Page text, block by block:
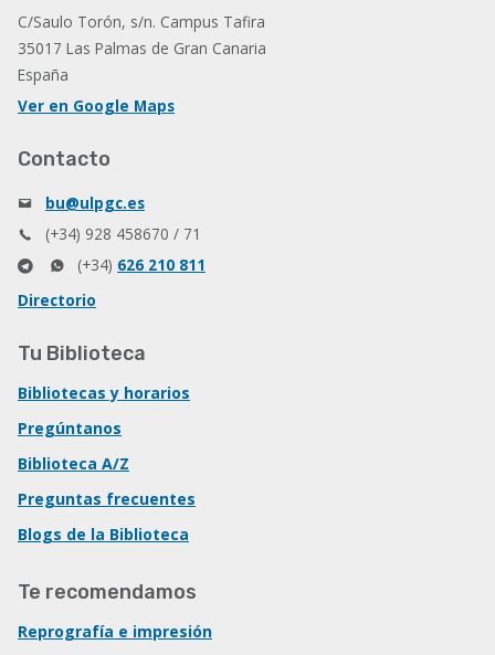
C/Saulo Torón, s/n. Campus Tafira
35017 Las Palmas de Gran Canaria
España
Ver en Google Maps
Contacto
bu@ulpgc.es
(+34) 928 458670 / 71
(+34) 626 210 811
Directorio
Tu Biblioteca
Bibliotecas y horarios
Pregúntanos
Biblioteca A/Z
Preguntas frecuentes
Blogs de la Biblioteca
Te recomendamos
Reprografía e impresión